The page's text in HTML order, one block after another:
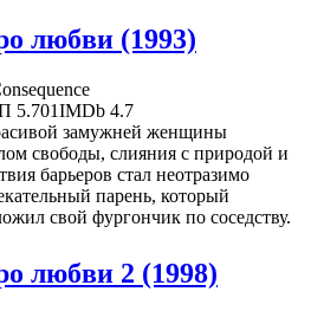
любви (1993)
5.701IMDb 4.7
замужней женщины
свободы, слияния с природой и
барьеров стал неотразимо
парень, который
свой фургончик по соседству.
любви 2 (1998)